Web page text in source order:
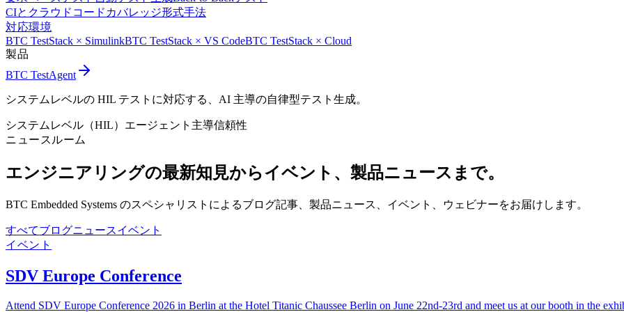
CIとクラウド コードカバレッジ形式手法
対応環境
BTC TestStack × SimulinkBTC TestStack × VS CodeBTC TestStack × Cloud
製品
BTC TestAgent
システムレベルの HIL テストに対応する、AI 主導の自律型テスト生成。
システムレベル（HIL） エージェント主導信頼性
ニュースルーム
エンジニアリングの最新知見からイベント、製品ニュースまで。
BTC Embedded Systems のスペシャリストによるブログ記事、製品ニュース、イベント、ウェビナーをお届けします。
すべてブログニュースイベント
イベント
SDV Europe Conference
Attend SDV Europe Conference 2026 in Berlin at the Hotel Titanic Chaussee Berlin on June 22nd-23rd and meet us at our booth in the